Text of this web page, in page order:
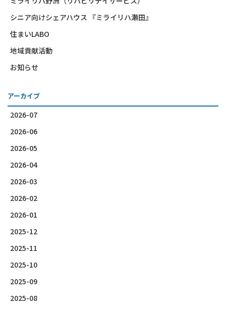
シニア向けシェアハウス 『ミライリハ瀬田』
住まいLABO
地域貢献活動
お知らせ
アーカイブ
2026-07
2026-06
2026-05
2026-04
2026-03
2026-02
2026-01
2025-12
2025-11
2025-10
2025-09
2025-08